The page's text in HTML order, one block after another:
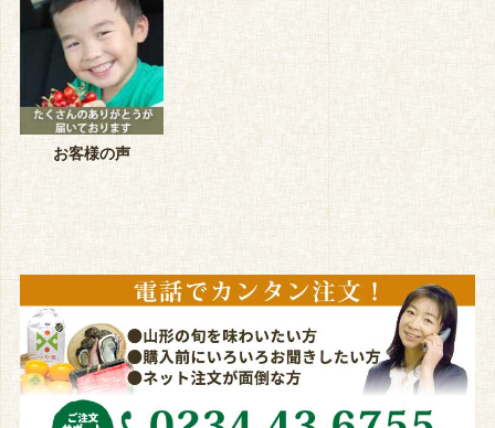
お客様の声